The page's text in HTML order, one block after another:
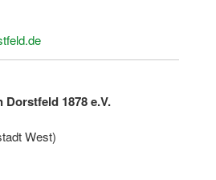
1878 e.V.
West)